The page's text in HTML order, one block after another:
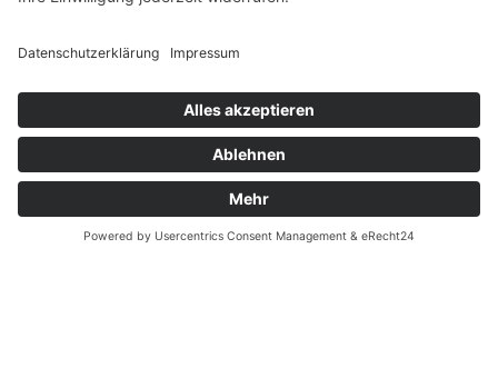
Jetzt gleich Termin ausmachen:
089 - 760 72 60
Rufen Sie uns gerne an und vereinbaren Sie Ihren
Wunschtermin für Ihren nächsten Besuch bei Dr. Hollay,
Ihrem Zahnarzt im Stadtteil Sendling-Westpark. Wir
Ihr Dr. Henrik-Christian Hollay